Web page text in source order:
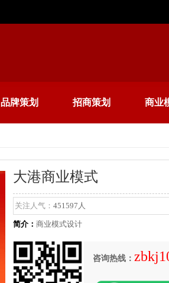
品牌策划 招商策划 商业
大港商业模式
关注人气： 451597人
简介： 商业模式设计
咨询热线：